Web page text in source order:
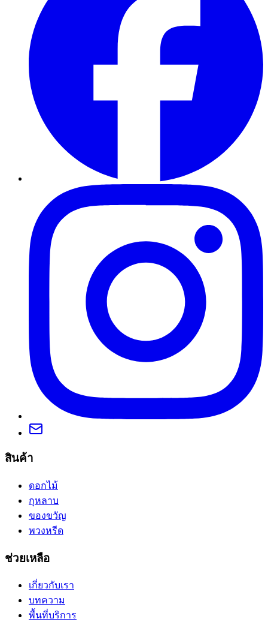
สินค้า
ดอกไม้
กุหลาบ
ของขวัญ
พวงหรีด
ช่วยเหลือ
เกี่ยวกับเรา
บทความ
พื้นที่บริการ